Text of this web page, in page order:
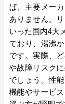
ば、主要メー
ありません。
いった国内4大
ており、湯沸
です。実際、
や故障リスク
でしょう。性
機能やサービ